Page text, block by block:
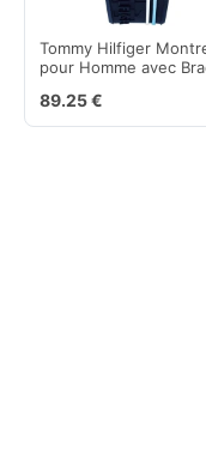
Tommy Hilfiger
pour Homme avec
Inoxydable ou Cuir
89.25 €